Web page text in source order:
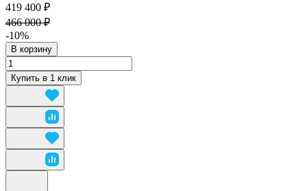
419 400 ₽
466 000 ₽
-10%
В корзину
Купить в 1 клик